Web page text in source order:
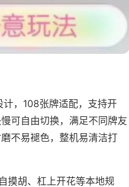
计，108张牌适配，支持开
可自由切换，满足不同牌友
不易褪色，整机易清洁打
摸胡、杠上开花等本地规